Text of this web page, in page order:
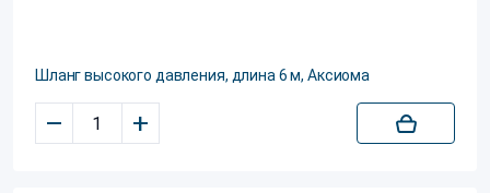
Шланг высокого давления, длина 6 м, Аксиома
– +